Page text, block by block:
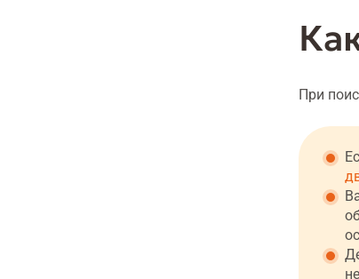
При